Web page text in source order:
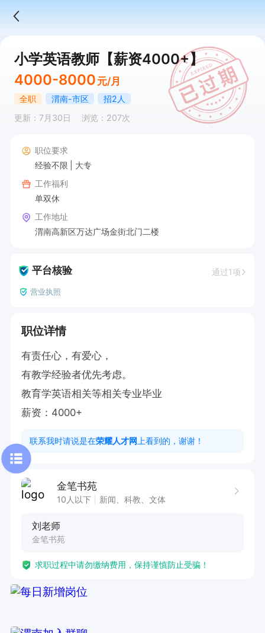
小学英语教师【薪资4000+】
4000-8000 元/月
全职 渭南-市区
招2人
更新：7月30日
浏览：207次
职位要求
经验不限
大专
工作福利
单双休
工作地址
渭南高新区万达广场金街北门二楼
平台核验 通过1项
营业执照
职位详情
有责任心，有爱心，
有教学经验者优先考虑。
教育学英语相关等相关专业毕业
薪资：4000+
联系我时请说是在荣耀人才网 上看到的，谢谢！
金笔书苑
10人以下 新闻、科教、文体
刘老师
金笔书苑
求职过程中请勿缴纳费用，保持谨慎防止受骗！